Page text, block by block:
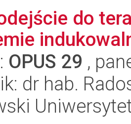
do
OPUS 29 ,
dr hab.